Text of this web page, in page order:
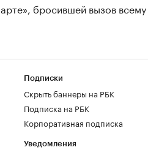
бросившей вызов всему
Подписки
Скрыть баннеры на РБК
Подписка на РБК
Корпоративная подписка
Уведомления